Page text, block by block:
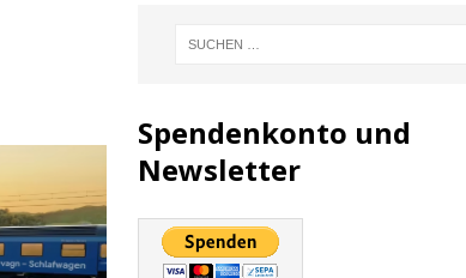
Spendenkonto und
Newsletter